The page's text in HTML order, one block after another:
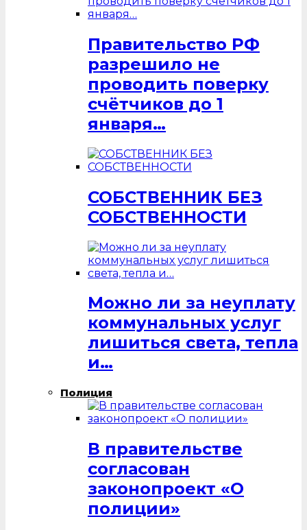
Правительство РФ
разрешило не
проводить поверку
счётчиков до 1
января…
СОБСТВЕННИК БЕЗ
СОБСТВЕННОСТИ
Можно ли за неуплату
коммунальных услуг
лишиться света, тепла
и…
Полиция
В правительстве
согласован
законопроект «О
полиции»